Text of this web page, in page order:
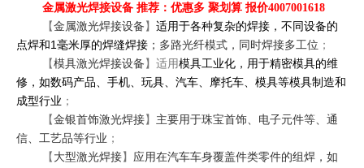
金属激光焊接设备 推荐：优惠多 聚划算 报价4007001618
【 金属激光焊接设备 】 适用于各种复杂的焊接，不同设备的
点焊和 1 毫米厚的焊缝焊接 ；多路光纤模式，同时焊接多工位 ；
【 模具激光焊接设备 】适用模具工业化，用于精密模具的维
修，如数码产品、手机、玩具、汽车、摩托车、模具等模具制造和
成型行业 ；
【 金银首饰激光焊接 】 主要用于珠宝首饰、电子元件等、通
信、工艺品等行业 ；
【 大型激光焊接 】 应用在汽车车身覆盖件类零件的组焊，如